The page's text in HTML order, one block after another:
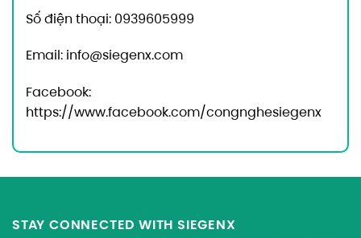
Số điện thoại: 0939605999
Email: info@siegenx.com
Facebook:
https://www.facebook.com/congnghesiegenx
STAY CONNECTED WITH SIEGENX